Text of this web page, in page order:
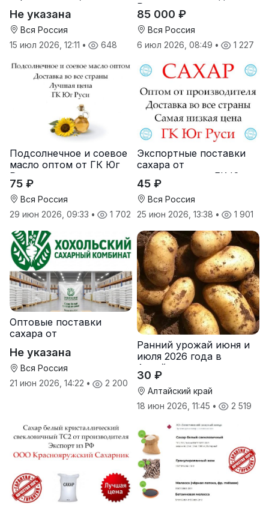
корма
Не указана
Вся Россия
15 июл 2026, 12:11 • 648
Руси
85 000 ₽
Вся Россия
6 июл 2026, 08:49 • 1 227
Подсолнечное и соевое
масло оптом от ГК Юг
Руси
75 ₽
Вся Россия
29 июн 2026, 09:33 • 1 702
Экспортные поставки
сахара от
производителя ГК Юг
Руси
45 ₽
Вся Россия
25 июн 2026, 13:38 • 1 901
Оптовые поставки
сахара от
Хохольский сахарный
комбинат
Не указана
Вся Россия
21 июн 2026, 14:22 • 2 200
Ранний урожай июня и
июля 2026 года в
Алтайском крае
30 ₽
Алтайский край
18 июн 2026, 11:45 • 2 519